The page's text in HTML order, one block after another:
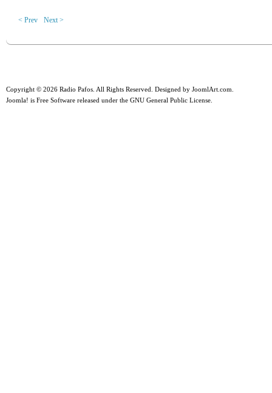
< Prev Next >
Copyright © 2026 Radio Pafos. All Rights Reserved. Designed by JoomlArt.com
Joomla! is Free Software released under the GNU General Public License.